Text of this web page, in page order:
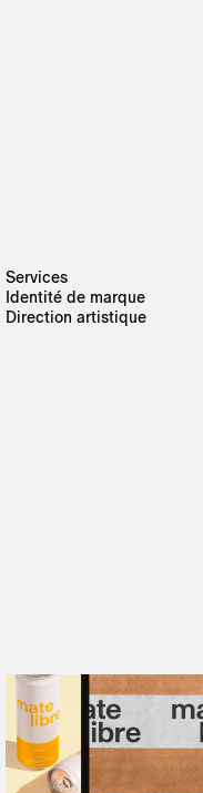
Services
Identité de marque
Direction artistique